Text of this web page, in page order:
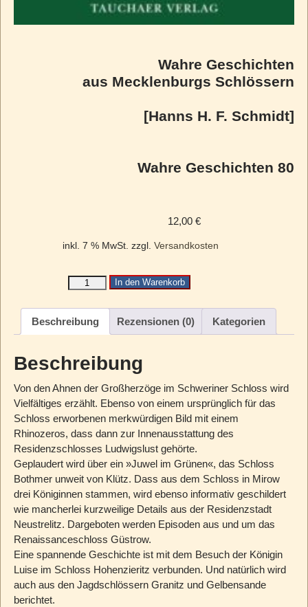
Wahre Geschichten
aus Mecklenburgs Schlössern
[Hanns H. F. Schmidt]
Wahre Geschichten 80
12,00 €
inkl. 7 % MwSt. zzgl. Versandkosten
In den Warenkorb
Beschreibung Rezensionen (0) Kategorien
Beschreibung
Von den Ahnen der Großherzöge im Schweriner Schloss wird
Vielfältiges erzählt. Ebenso von einem ursprünglich für das
Schloss erworbenen merkwürdigen Bild mit einem
Rhinozeros, dass dann zur Innenausstattung des
Residenzschlosses Ludwigslust gehörte.
Geplaudert wird über ein »Juwel im Grünen«, das Schloss
Bothmer unweit von Klütz. Dass aus dem Schloss in Mirow
drei Königinnen stammen, wird ebenso informativ geschildert
wie mancherlei kurzweilige Details aus der Residenzstadt
Neustrelitz. Dargeboten werden Episoden aus und um das
Renaissanceschloss Güstrow.
Eine spannende Geschichte ist mit dem Besuch der Königin
Luise im Schloss Hohenzieritz verbunden. Und natürlich wird
auch aus den Jagdschlössern Granitz und Gelbensande
berichtet.